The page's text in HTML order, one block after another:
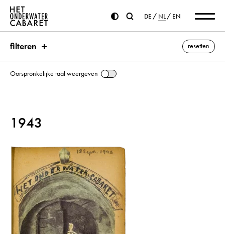
DE NL EN
filteren resetten
Laval, Pierre ⌫
Churchill, Winston Doriot, Jacques
Frankrijk
Goebbels, Joseph Hakenkruis
Loire
Montoine Mussert, Anton
Optimisme
Pétain, Philippe Rusland
Oorspronkelijke taal weergeven
1943